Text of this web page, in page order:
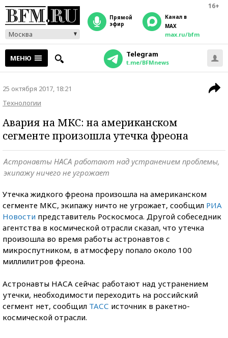
16+
Москва
прямой
эфир
Канал в
MAX
max.ru/bfm
МЕНЮ Telegram
t.me/BFMnews
25 октября 2017, 18:21
Технологии
Авария на МКС: на американском
сегменте произошла утечка фреона
Астронавты НАСА работают над устранением проблемы,
экипажу ничего не угрожает
Утечка жидкого фреона произошла на американском
сегменте МКС, экипажу ничто не угрожает, сообщил РИА
Новости представитель Роскосмоса. Другой собеседник
агентства в космической отрасли сказал, что утечка
произошла во время работы астронавтов с
микроспутником, в атмосферу попало около 100
миллилитров фреона.
Астронавты НАСА сейчас работают над устранением
утечки, необходимости переходить на российский
сегмент нет, сообщил ТАСС источник в ракетно-
космической отрасли.